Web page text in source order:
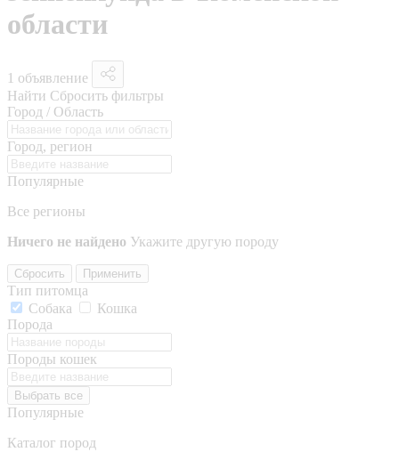
области
1 объявление
Найти Сбросить фильтры
Город / Область
Город, регион
Популярные
Все регионы
Ничего не найдено Укажите другую породу
Сбросить Применить
Тип питомца
Собака
Кошка
Порода
Породы кошек
Выбрать все
Популярные
Каталог пород